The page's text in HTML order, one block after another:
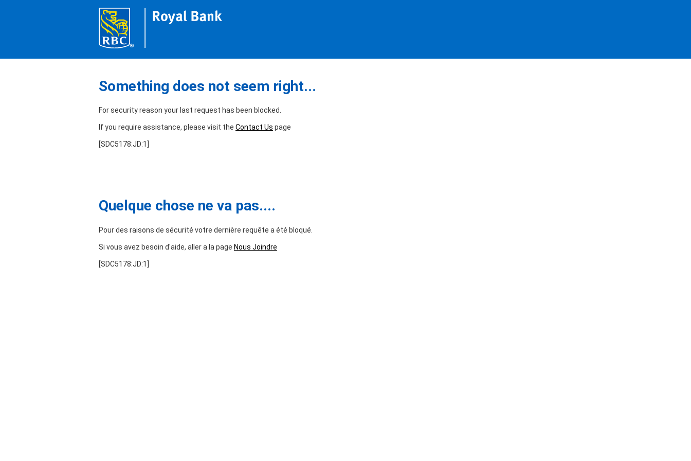
Something does not seem right...
For security reason your last request has been blocked.
If you require assistance, please visit the Contact Us page
[SDC5178:JD:1]
Quelque chose ne va pas....
Pour des raisons de sécurité votre dernière requête a été bloqué.
Si vous avez besoin d'aide, aller a la page Nous Joindre
[SDC5178:JD:1]